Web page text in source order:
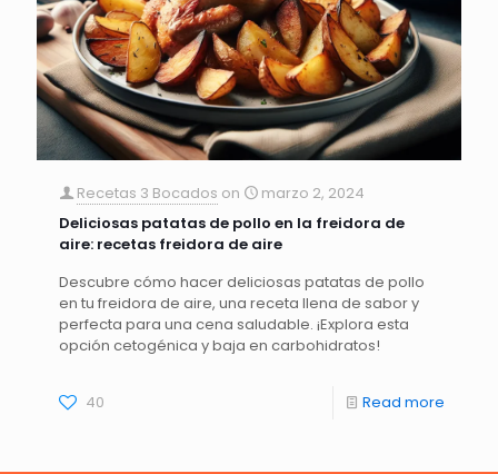
Recetas 3 Bocados on
marzo 2, 2024
Deliciosas patatas de pollo en la freidora de
aire: recetas freidora de aire
Descubre cómo hacer deliciosas patatas de pollo
en tu freidora de aire, una receta llena de sabor y
perfecta para una cena saludable. ¡Explora esta
opción cetogénica y baja en carbohidratos!
40 Read more